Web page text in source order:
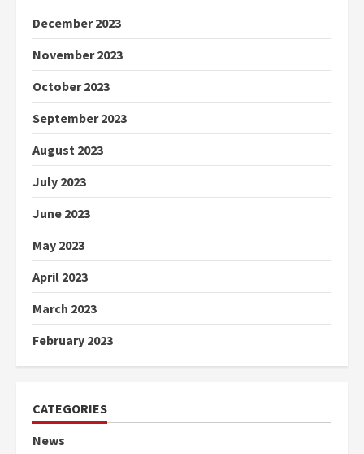
December 2023
November 2023
October 2023
September 2023
August 2023
July 2023
June 2023
May 2023
April 2023
March 2023
February 2023
CATEGORIES
News